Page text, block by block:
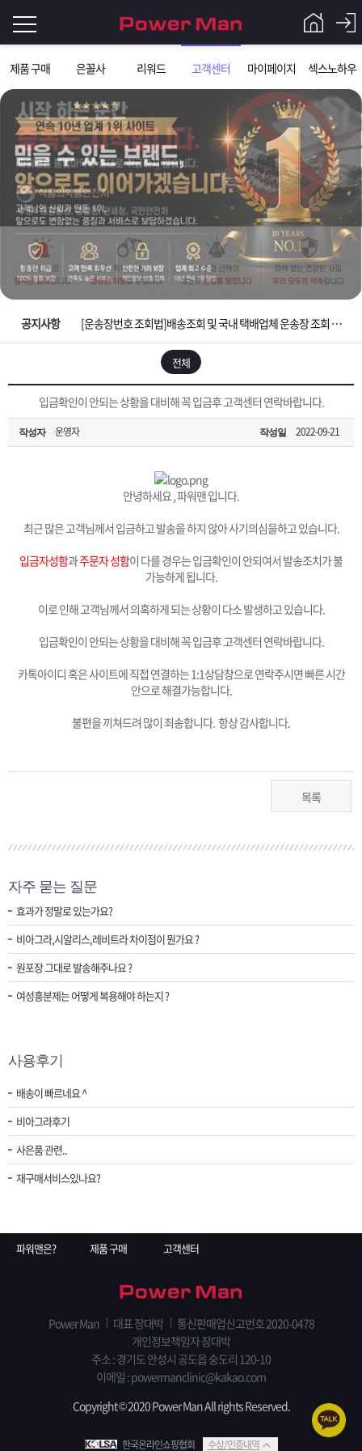
제품 구매 은꼴사 리워드 고객센터 마이페이지 섹스노하우
그
인
이
필
요
니
로
Q&A
파
워
맨
제
품
은
노
객
마
공지사항
입금확인이 안되는 상황을 대비해 꼭 입금후 고객센터 연락바랍니다.
[2026구정 연휴]설 연휴 배송 및 휴무 안내
[운송장번호 조회법]배송조회 및 국내 택배업체 운송장 조회 하는법
[ios앱 오픈]아이폰 고객 앱설치 가능합니다.
[무인택배함 이용 안내] 집 밖에 주소로 택배 받기
입금확인이 안되는 상황을 대비해 꼭 입금후 고객센터 연락바랍니다.
[2026구정 연휴]설 연휴 배송 및 휴무 안내
전체
입금확인이 안되는 상황을 대비해 꼭 입금후 고객센터 연락바랍니다.
작성자 운영자 작성일 2022-09-21
안녕하세요 , 파워맨 입니다.
최근 많은 고객님께서 입금하고 발송을 하지 않아 사기의심을하고 있습니다.
입금자성함과주문자 성함이 다를 경우는 입금확인이 안되여서 발송조치가 불
가능하게 됩니다.
이로 인해 고객님께서 의혹하게 되는 상황이 다소 발생하고 있습니다.
입금확인이 안되는 상황을 대비해 꼭 입금후 고객센터 연락바랍니다.
카톡아이디 혹은 사이트에 직접 연결하는 1:1상담창으로 연락주시면 빠른 시간
안으로 해결가능합니다.
불편을 끼쳐드려 많이 죄송합니다. 항상 감사합니다.
목록
자주 묻는 질문
효과가 정말로 있는가요?
비아그라,시알리스,레비트라 차이점이 뭔가요 ?
원포장 그대로 발송해주나요 ?
여성흥분제는 어떻게 복용해야 하는지 ?
사용후기
배송이 빠르네요 ^
비아그라후기
사은품 관련..
재구매서비스있나요?
파워맨은? 제품 구매 고객센터
Power Man 대표 장대박
통신판매업신고번호 2020-0478
개인정보책임자 장대박
주소 : 경기도 안성시 공도읍 숭도리 120-10
이메일 : powermanclinic@kakao.com
Copyright © 2020 Power Man All rights Reserved.
한국온라인쇼핑협회 수상/인증내역